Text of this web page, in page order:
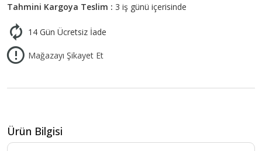
Tahmini Kargoya Teslim : 3 iş günü içerisinde
14 Gün Ücretsiz İade
Mağazayı Şikayet Et
Ürün Bilgisi